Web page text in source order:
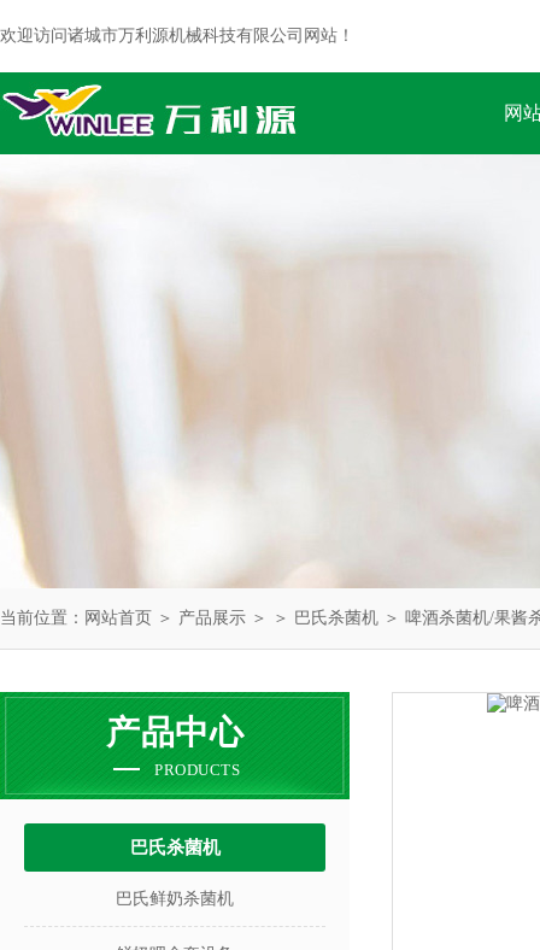
欢迎访问诸城市万利源机械科技有限公司网站！
网
当前位置： 网站首页 ＞ 产品展示 ＞ ＞ 巴氏杀菌机 ＞ 啤酒杀菌机/果酱
产品中心
PRODUCTS
巴氏杀菌机
巴氏鲜奶杀菌机